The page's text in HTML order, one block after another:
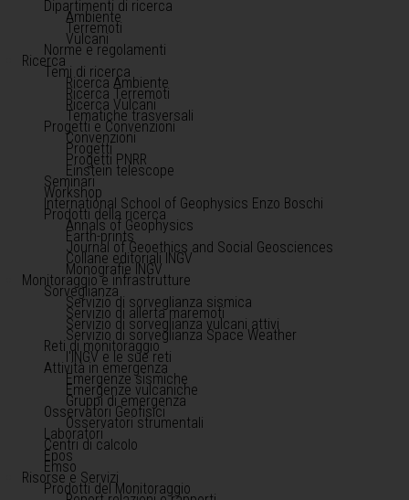
Dipartimenti di ricerca
Ambiente
Terremoti
Vulcani
Norme e regolamenti
Ricerca
Temi di ricerca
Ricerca Ambiente
Ricerca Terremoti
Ricerca Vulcani
Tematiche trasversali
Progetti e Convenzioni
Convenzioni
Progetti
Progetti PNRR
Einstein telescope
Seminari
Workshop
International School of Geophysics Enzo Boschi
Prodotti della ricerca
Annals of Geophysics
Earth-prints
Journal of Geoethics and Social Geosciences
Collane editoriali INGV
Monografie INGV
Monitoraggio e infrastrutture
Sorveglianza
Servizio di sorveglianza sismica
Servizio di allerta maremoti
Servizio di sorveglianza vulcani attivi
Servizio di sorveglianza Space Weather
Reti di monitoraggio
l'INGV e le sue reti
Attività in emergenza
Emergenze sismiche
Emergenze vulcaniche
Gruppi di emergenza
Osservatori Geofisici
Osservatori strumentali
Laboratori
Centri di calcolo
Epos
Emso
Risorse e Servizi
Prodotti del Monitoraggio